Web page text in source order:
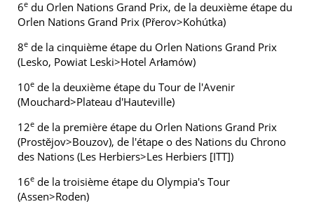
6e du Orlen Nations Grand Prix, de la deuxième étape du
Orlen Nations Grand Prix (Přerov>Kohútka)
8e de la cinquième étape du Orlen Nations Grand Prix
(Lesko, Powiat Leski>Hotel Arłamów)
10e de la deuxième étape du Tour de l'Avenir
(Mouchard>Plateau d'Hauteville)
12e de la première étape du Orlen Nations Grand Prix
(Prostějov>Bouzov), de l'étape o des Nations du Chrono
des Nations (Les Herbiers>Les Herbiers [ITT])
16e de la troisième étape du Olympia's Tour
(Assen>Roden)